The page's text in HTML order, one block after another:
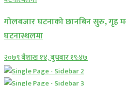
गोलबजार घटनाको छानबिन सुरु, गृह
घटनास्थलमा
२०७९ बैशाख १४, बुधबार १९:४७